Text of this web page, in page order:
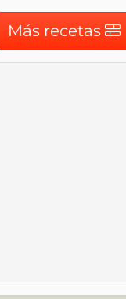
Más recetas